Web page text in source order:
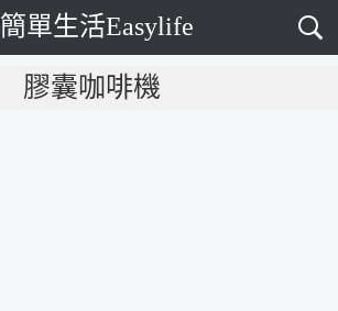
簡單生活Easylife
膠囊咖啡機